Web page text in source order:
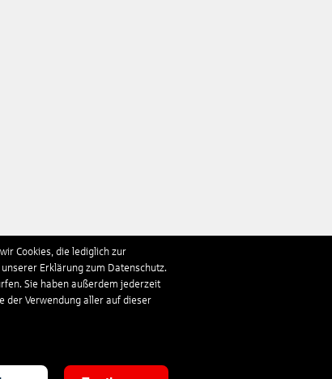
Cookies, die lediglich zur
Erklärung zum Datenschutz.
Sie haben außerdem jederzeit
der Verwendung aller auf dieser